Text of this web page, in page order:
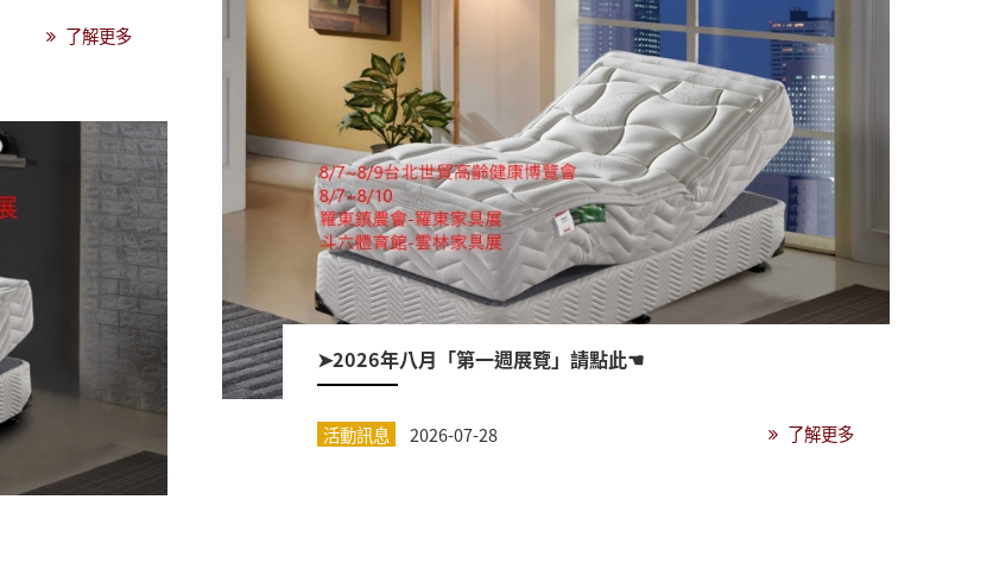
了解更多
➤2026年八月「第一週展覽」請點此☚
活動訊息 2026-07-28 了解更多